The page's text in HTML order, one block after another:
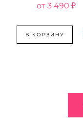
3 490 ₽
В КОРЗИНУ